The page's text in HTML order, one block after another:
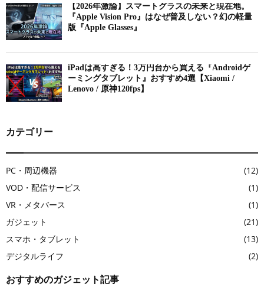
【2026年激論】スマートグラスの未来と現在地。
『Apple Vision Pro』はなぜ普及しない？幻の軽量
版『Apple Glasses』
iPadは高すぎる！3万円台から買える『Androidゲ
ーミングタブレット』おすすめ4選【Xiaomi /
Lenovo / 原神120fps】
カテゴリー
PC・周辺機器
(12)
VOD・配信サービス
(1)
VR・メタバース
(1)
ガジェット
(21)
スマホ・タブレット
(13)
デジタルライフ
(2)
おすすめのガジェット記事